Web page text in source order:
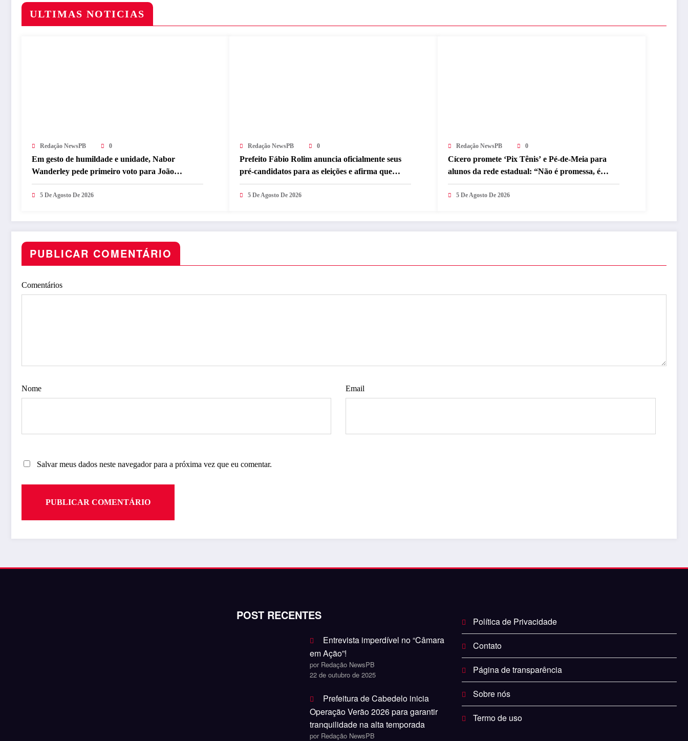
ULTIMAS NOTICIAS
Redação NewsPB 0
Em gesto de humildade e unidade, Nabor
Wanderley pede primeiro voto para João
Azevêdo e reforça compromisso com o projeto
governista
5 De Agosto De 2026
Redação NewsPB 0
Prefeito Fábio Rolim anuncia oficialmente seus
pré-candidatos para as eleições e afirma que
escolha é baseada em trabalho com o
desenvolvimento de Caldas Brandão-PB
5 De Agosto De 2026
Redação NewsPB 0
Cícero promete ‘Pix Tênis’ e Pé-de-Meia para
alunos da rede estadual: “Não é promessa, é
compromisso”
5 De Agosto De 2026
PUBLICAR COMENTÁRIO
Comentários
Nome Email
Salvar meus dados neste navegador para a próxima vez que eu comentar.
POST RECENTES
Entrevista imperdível no “Câmara
em Ação”!
por Redação NewsPB
22 de outubro de 2025
Prefeitura de Cabedelo inicia
Operação Verão 2026 para garantir
tranquilidade na alta temporada
por Redação NewsPB
Política de Privacidade
Contato
Página de transparência
Sobre nós
Termo de uso